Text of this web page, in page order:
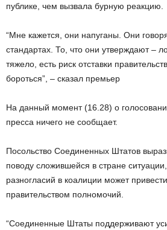
публике, чем вызвала бурную реакцию.
“Мне кажется, они напуганы. Они
стандартах. То, что они утверждают –
тяжело, есть риск отставки
бороться”, – сказал премьер
На данный момент (16.28) о
пресса ничего не сообщает.
Посольство Соединенных Штатов
поводу сложившейся в стране
разногласий в коалиции может
правительством полномочий.
“Соединенные Штаты поддерживают